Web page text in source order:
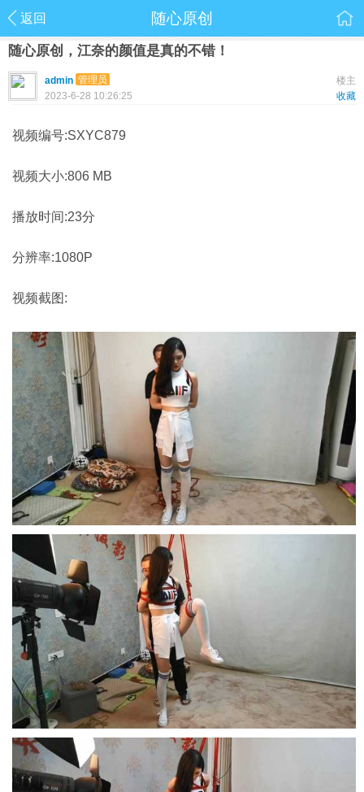
返回 随心原创
随心原创，江奈的颜值是真的不错！
楼主
admin 管理员
收藏
2023-6-28 10:26:25
视频编号:SXYC879
视频大小:806 MB
播放时间:23分
分辨率:1080P
视频截图: